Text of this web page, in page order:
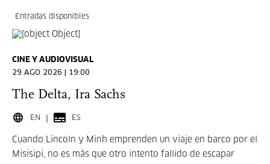
Entradas disponibles
CINE Y AUDIOVISUAL
29 AGO 2026 | 19:00
The Delta, Ira Sachs
EN ES
Cuando Lincoln y Minh emprenden un viaje en barco por el
Misisipi, no es más que otro intento fallido de escapar